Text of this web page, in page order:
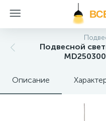
Подвесной
Описание